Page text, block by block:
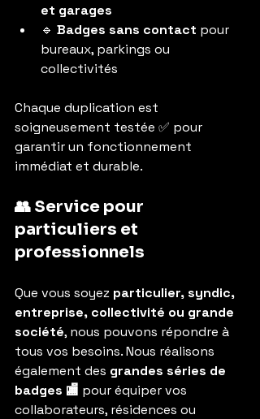
et garages
🔹 Badges sans contact pour
bureaux, parkings ou
collectivités
Chaque duplication est
soigneusement testée ✅ pour
garantir un fonctionnement
immédiat et durable.
👥 Service pour
particuliers et
professionnels
Que vous soyez particulier, syndic,
entreprise, collectivité ou grande
société, nous pouvons répondre à
tous vos besoins. Nous réalisons
également des grandes séries de
badges 🏬 pour équiper vos
collaborateurs, résidences ou